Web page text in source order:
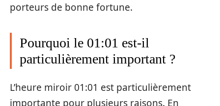
porteurs de bonne fortune.
Pourquoi le 01:01 est-il
particulièrement important ?
L’heure miroir 01:01 est particulièrement
importante pour plusieurs raisons. En